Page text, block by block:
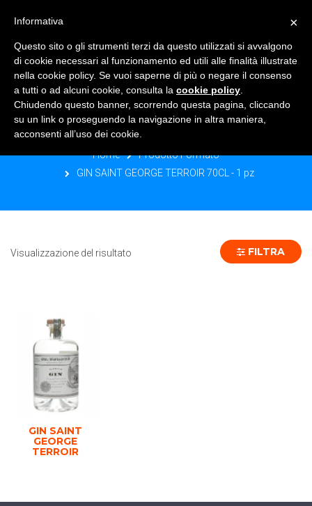
GIN SAINT GEORGE TERROIR 70CL - 1
Home
Prodotto Formato
GIN SAINT GEORGE TERROIR 70CL - 1 pz
Visualizzazione del risultato FILTRA
GIN SAINT
GEORGE
TERROIR
×
Informativa
Questo sito o gli strumenti terzi da questo utilizzati si avvalgono
di cookie necessari al funzionamento ed utili alle finalità illustrate
nella cookie policy. Se vuoi saperne di più o negare il consenso
a tutti o ad alcuni cookie, consulta la cookie policy
Chiudendo questo banner, scorrendo questa pagina, cliccando
su un link o proseguendo la navigazione in altra maniera,
acconsenti all’uso dei cookie.